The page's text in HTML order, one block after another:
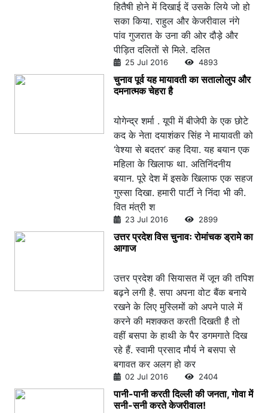
हितैषी होने में दिखाई दें उसके लिये जो हो
सका किया. राहुल और केजरीवाल नंगे
पांव गुजरात के उना की ओर दौड़े और
पीड़ित दलितों से मिले. दलित
25 Jul 2016 4893
चुनाव पूर्व यह मायावती का सतालोलुप और
दमनात्मक चेहरा है
योगेन्द्र शर्मा . यूपी में बीजेपी के एक छोटे
कद के नेता दयाशंकर सिंह ने मायावती को
‘वेश्या से बदतर’ कह दिया. यह बयान एक
महिला के खिलाफ था. अतिनिंदनीय
बयान. पूरे देश में इसके खिलाफ एक सहज
गुस्सा दिखा. हमारी पार्टी ने निंदा भी की.
वित मंत्री श
23 Jul 2016 2899
उत्तर प्रदेश विस चुनावः रोमांचक ड्रामे का
आगाज
उत्तर प्रदेश की सियासत में जून की तपिश
बढ़ने लगी है. सपा अपना वोट बैंक बनाये
रखने के लिए मुस्लिमों को अपने पाले में
करने की मशक्कत करती दिखती है तो
वहीं बसपा के हाथी के पैर डगमगाते दिख
रहे हैं. स्वामी प्रसाद मौर्य ने बसपा से
बगावत कर अलग हो कर
02 Jul 2016 2404
पानी-पानी करती दिल्ली की जनता, गोवा में
सनी-सनी करते केजरीवाल!